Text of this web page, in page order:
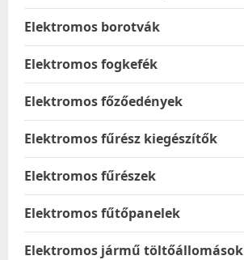
Elektromos borotvák
Elektromos fogkefék
Elektromos főzőedények
Elektromos fűrész kiegészítők
Elektromos fűrészek
Elektromos fűtőpanelek
Elektromos jármű töltőállomások